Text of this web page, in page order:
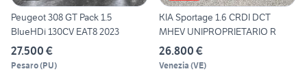
Peugeot 308 GT Pack 1.5
BlueHDi 130CV EAT8 2023
27.500 €
Pesaro(PU)
KIA Sportage 1.6 CRDI DCT
MHEV UNIPROPRIETARIO R
26.800 €
Venezia (VE)